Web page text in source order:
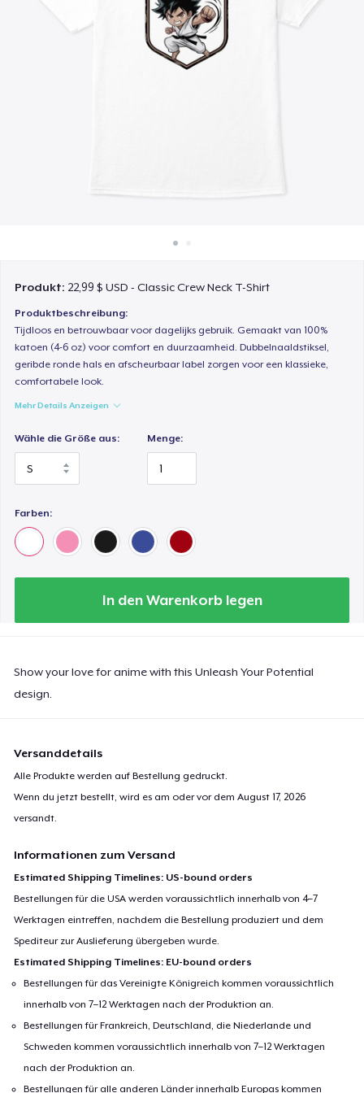
Überall verkaufen
Produkt: 22,99 $ USD - Classic Crew Neck T-Shirt
Produktbeschreibung:
Tijdloos en betrouwbaar voor dagelijks gebruik. Gemaakt van 100%
katoen (4-6 oz) voor comfort en duurzaamheid. Dubbelnaaldstiksel,
geribde ronde hals en afscheurbaar label zorgen voor een klassieke,
comfortabele look.
Mehr Details Anzeigen
Wähle die Größe aus: Menge:
Farben:
In den Warenkorb legen
Show your love for anime with this Unleash Your Potential
design.
Versanddetails
Alle Produkte werden auf Bestellung gedruckt.
Wenn du jetzt bestellt, wird es am oder vor demAugust 17, 2026
versandt.
Informationen zum Versand
Estimated Shipping Timelines: US-bound orders
Bestellungen für die USA werden voraussichtlich innerhalb von 4–7
Werktagen eintreffen, nachdem die Bestellung produziert und dem
Spediteur zur Auslieferung übergeben wurde.
Estimated Shipping Timelines: EU-bound orders
Bestellungen für das Vereinigte Königreich kommen voraussichtlich
innerhalb von 7–12 Werktagen nach der Produktion an.
Bestellungen für Frankreich, Deutschland, die Niederlande und
Schweden kommen voraussichtlich innerhalb von 7–12 Werktagen
nach der Produktion an.
Bestellungen für alle anderen Länder innerhalb Europas kommen